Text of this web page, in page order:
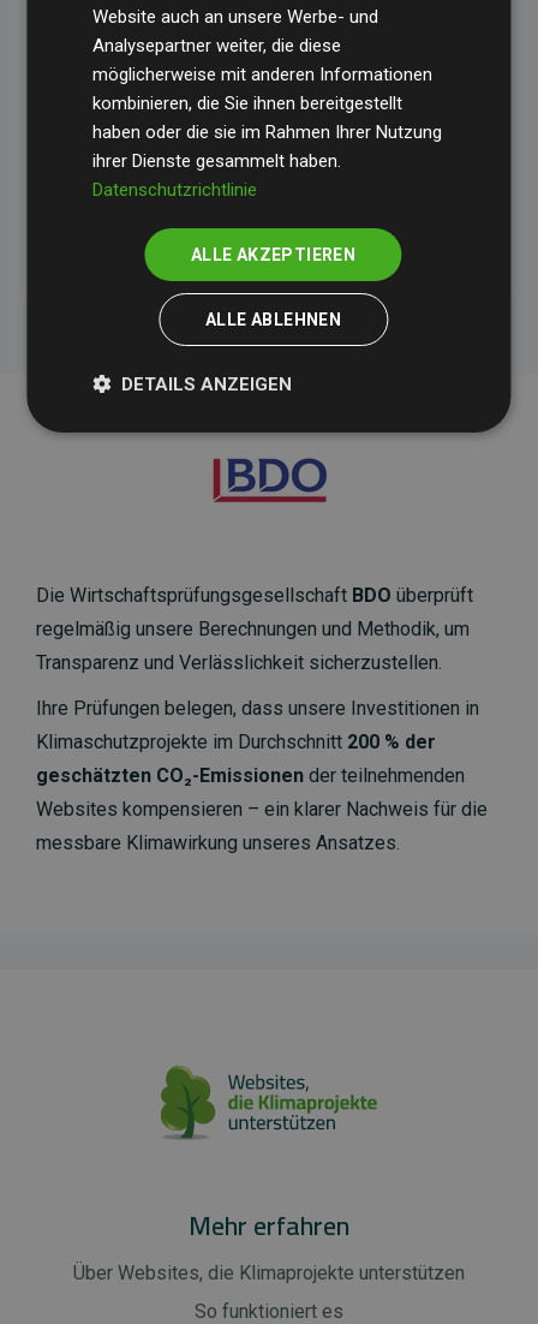
Klimawirkung und Transparenz. Weitere
Informationen zu den einzelnen Projekten finden
Sie hier.
Initiative Websites, die Klimaprojekte unterstützen
Die Wirtschaftsprüfungsgesellschaft BDO überprüft
regelmäßig unsere Berechnungen und Methodik, um
Transparenz und Verlässlichkeit sicherzustellen.
Ihre Prüfungen belegen, dass unsere Investitionen in
Klimaschutzprojekte im Durchschnitt 200 % der
geschätzten CO₂-Emissionen der teilnehmenden
Websites kompensieren – ein klarer Nachweis für die
messbare Klimawirkung unseres Ansatzes.
Mehr erfahren
Über Websites, die Klimaprojekte unterstützen
So funktioniert es
Website auch an unsere Werbe- und
Analysepartner weiter, die diese
möglicherweise mit anderen Informationen
kombinieren, die Sie ihnen bereitgestellt
haben oder die sie im Rahmen Ihrer Nutzung
ihrer Dienste gesammelt haben.
Datenschutzrichtlinie
ALLE AKZEPTIEREN
ALLE ABLEHNEN
DETAILS ANZEIGEN